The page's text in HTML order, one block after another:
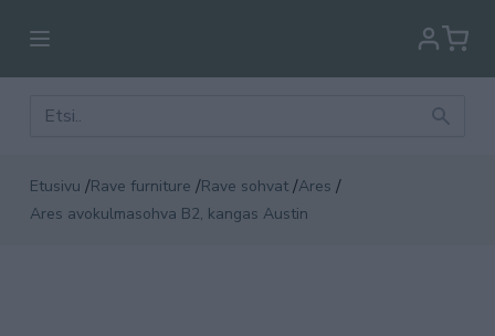
Etusivu /Rave furniture /Rave sohvat /Ares /
Ares avokulmasohva B2, kangas Austin